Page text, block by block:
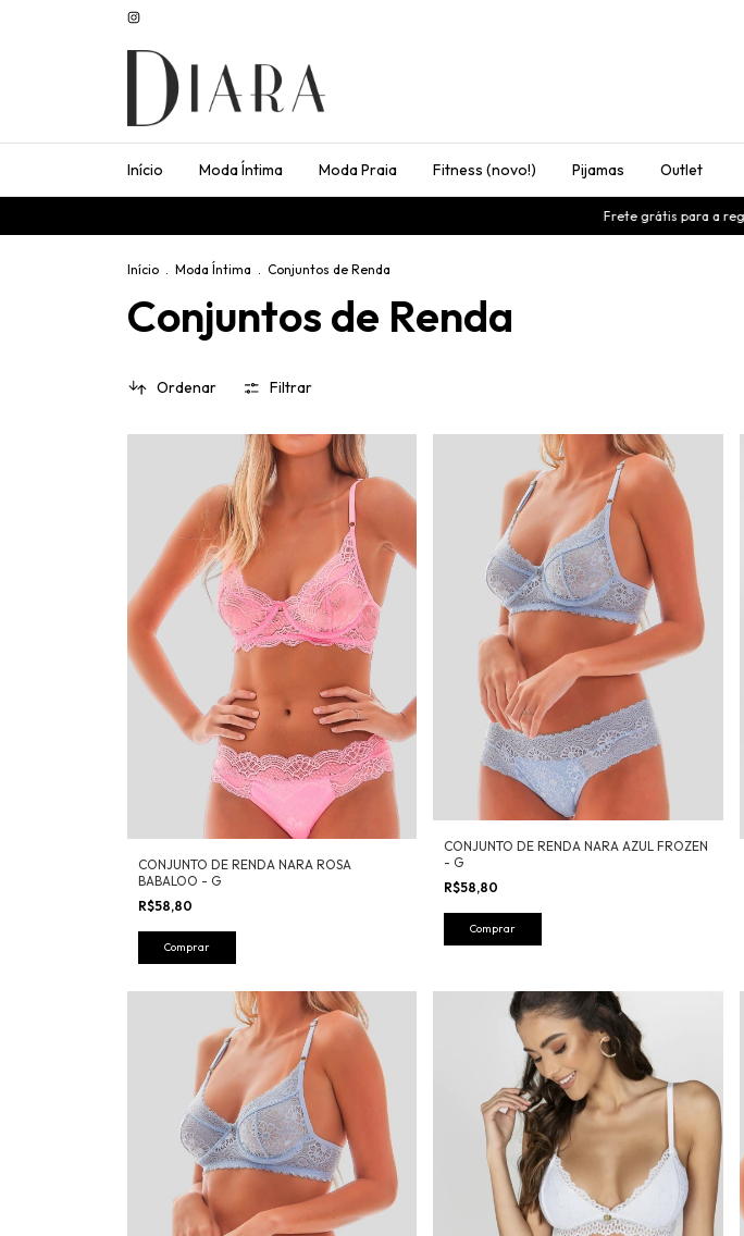
Início Moda Íntima Moda Praia Fitness (novo!) Pijamas Outlet
Frete grátis para a região Sul e São Paulo
Início . Moda Íntima . Conjuntos de Renda
Conjuntos de Renda
Ordenar Filtrar
CONJUNTO DE RENDA NARA ROSA
BABALOO - G
R$58,80
Comprar
CONJUNTO DE RENDA NARA AZUL FROZEN
- G
R$58,80
Comprar